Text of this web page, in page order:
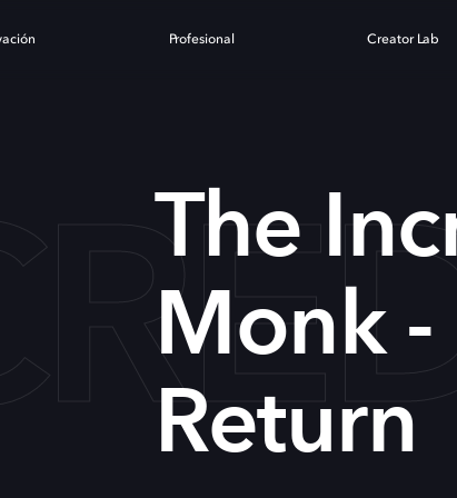
Profesional Creator Lab
The
Monk
Return